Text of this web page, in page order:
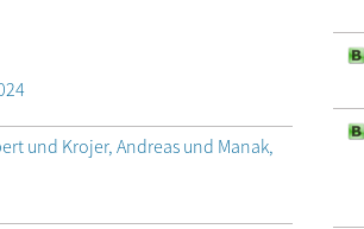
und Krojer, Andreas und Manak,